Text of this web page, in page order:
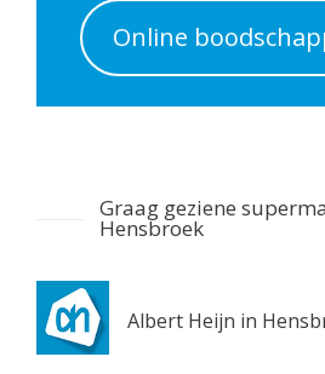
Aldi Heerhugowaard
Rustenburgerweg 108
Heerhugowaard 1703RZ
2.8 km
Hortensialaan 1
2.9 km
Routebeschrijving
Online
Graag geziene
Hensbroek
Albert Heijn in